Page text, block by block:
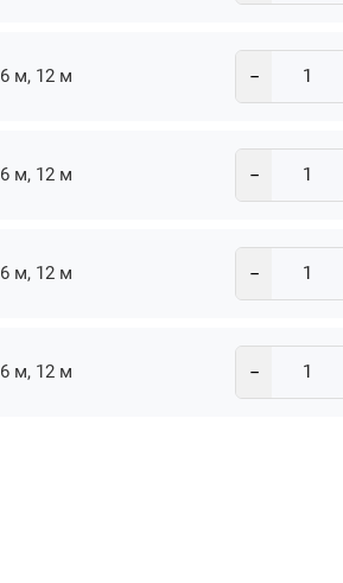
6 м, 12 м −
6 м, 12 м −
6 м, 12 м −
6 м, 12 м −